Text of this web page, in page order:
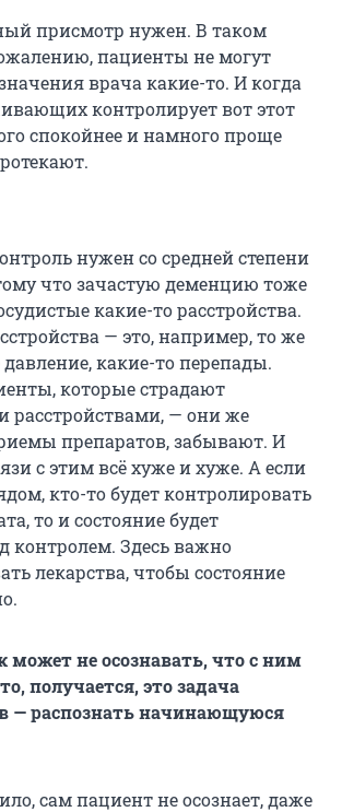
присмотр нужен. В таком
пациенты не могут
врача какие-то. И когда
контролирует вот этот
спокойнее и намного проще
нужен со средней степени
что зачастую деменцию тоже
какие-то расстройства.
— это, например, то же
какие-то перепады.
которые страдают
расстройствами, — они же
препаратов, забывают. И
с этим всё хуже и хуже. А если
кто-то будет контролировать
то и состояние будет
контролем. Здесь важно
лекарства, чтобы состояние
может не осознавать, что с ним
получается, это задача
— распознать начинающуюся
сам пациент не осознает, даже